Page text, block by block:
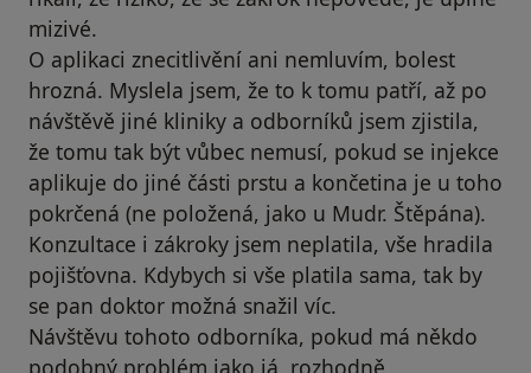
mizivé.
O aplikaci znecitlivění ani nemluvím, bolest
hrozná. Myslela jsem, že to k tomu patří, až po
návštěvě jiné kliniky a odborníků jsem zjistila,
že tomu tak být vůbec nemusí, pokud se injekce
aplikuje do jiné části prstu a končetina je u toho
pokrčená (ne položená, jako u Mudr. Štěpána).
Konzultace i zákroky jsem neplatila, vše hradila
pojišťovna. Kdybych si vše platila sama, tak by
se pan doktor možná snažil víc.
Návštěvu tohoto odborníka, pokud má někdo
podobný problém jako já, rozhodně